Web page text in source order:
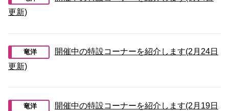
更新)
竜洋
開催中の特設コーナーを紹介します(2月24日
更新)
竜洋
開催中の特設コーナーを紹介します(2月19日